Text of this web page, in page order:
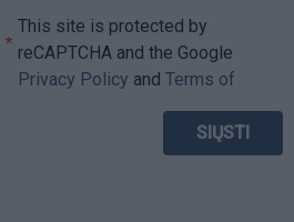
This site is protected by
reCAPTCHA and the Google
Privacy Policy and Terms of